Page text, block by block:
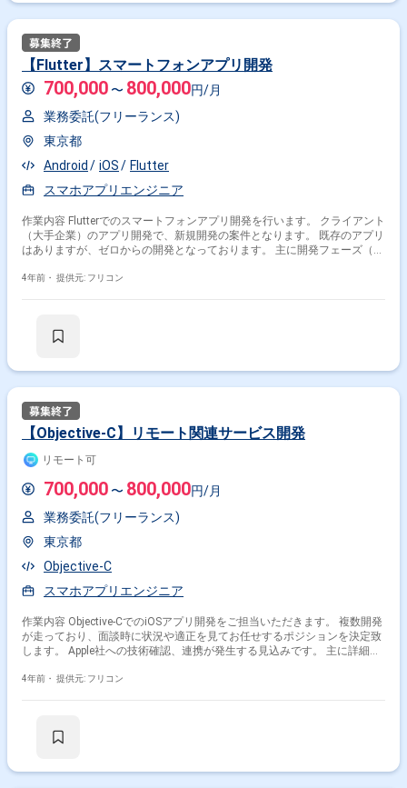
【Flutter】スマートフォンアプリ開発
700,000 〜 800,000円/月
業務委託(フリーランス)
東京都
Android
iOS
Flutter
スマホアプリエンジニア
作業内容 Flutterでのスマートフォンアプリ開発を行います。 クライアント
（大手企業）のアプリ開発で、新規開発の案件となります。 既存のアプリ
はありますが、ゼロからの開発となっております。 主に開発フェーズ（設
4年前・ 提供元: フリコン
【Objective-C】リモート関連サービス開発
リモート可
700,000 〜 800,000円/月
業務委託(フリーランス)
東京都
Objective-C
スマホアプリエンジニア
作業内容 Objective-CでのiOSアプリ開発をご担当いただきます。 複数開発
が走っており、面談時に状況や適正を見てお任せするポジションを決定致
します。 Apple社への技術確認、連携が発生する見込みです。 主に詳細設
4年前・ 提供元: フリコン